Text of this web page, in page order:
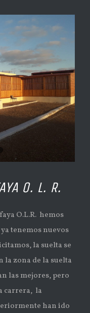
O. L. R.
O.L.R. hemos
ya tenemos nuevos
la suelta se
la zona de la suelta
las mejores, pero
carrera, la
han ido